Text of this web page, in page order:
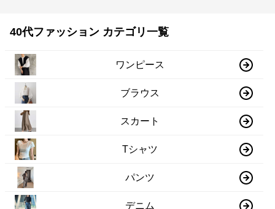
40代ファッション カテゴリ一覧
ワンピース
ブラウス
スカート
Tシャツ
パンツ
デニム